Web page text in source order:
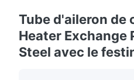
Tube d'aileron de
Heater Exchange
Steel avec le